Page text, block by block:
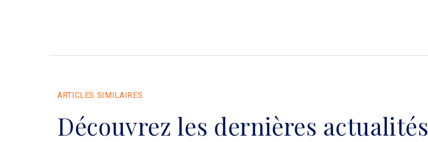
ARTICLES SIMILAIRES
Découvrez les dernières actualités